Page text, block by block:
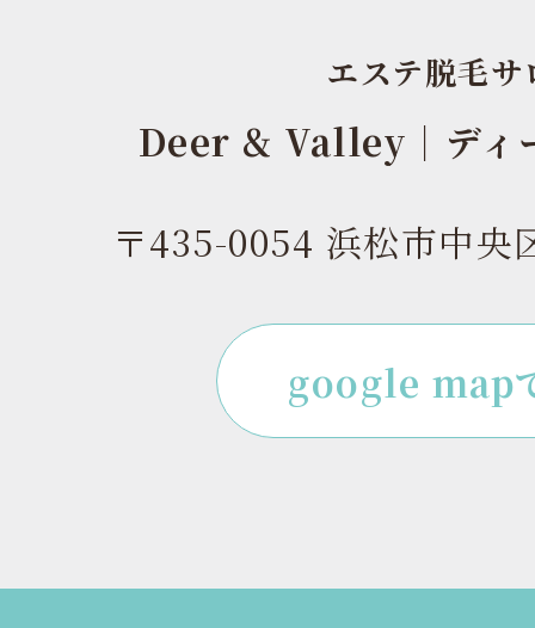
エステ脱毛サ
Deer & Valley｜ディ
〒435-0054 浜松市中央
google map